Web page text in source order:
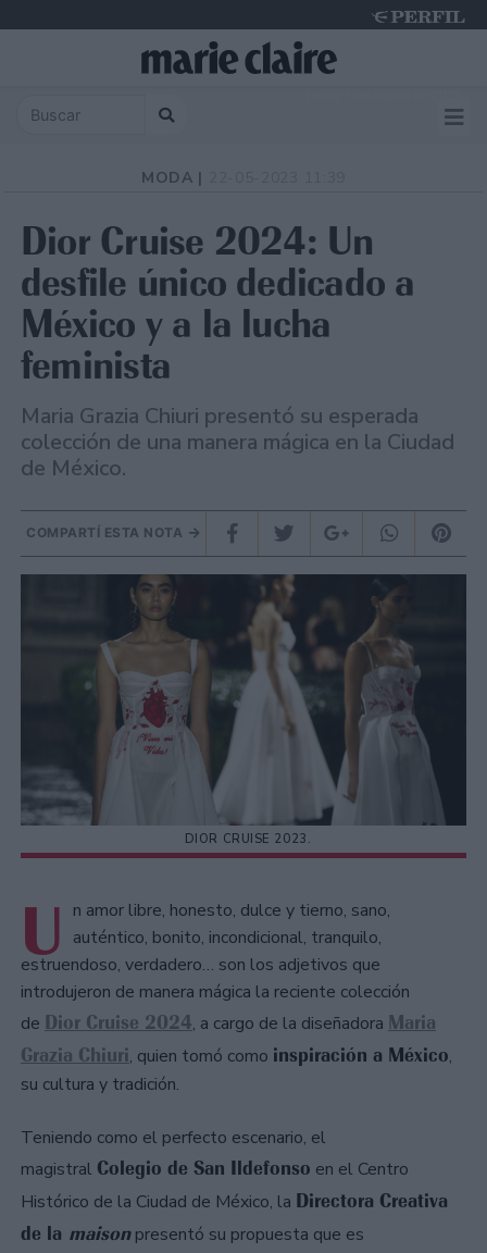
MODA |
Dior Cruise 2024: Un
desfile único dedicado a
México y a la lucha
feminista
Maria Grazia Chiuri presentó su esperada
colección de una manera mágica en la Ciudad
de México.
COMPARTÍ ESTA NOTA
DIOR CRUISE 2023.
U n amor libre, honesto, dulce y tierno, sano,
auténtico, bonito, incondicional, tranquilo,
estruendoso, verdadero… son los adjetivos que
introdujeron de manera mágica la reciente colección
de Dior Cruise 2024, a cargo de la diseñadora Maria
Grazia Chiuri, quien tomó como inspiración a México,
su cultura y tradición.
Teniendo como el perfecto escenario, el
magistral Colegio de San Ildefonso en el Centro
Histórico de la Ciudad de México, la Directora Creativa
de la maisonpresentó su propuesta que es